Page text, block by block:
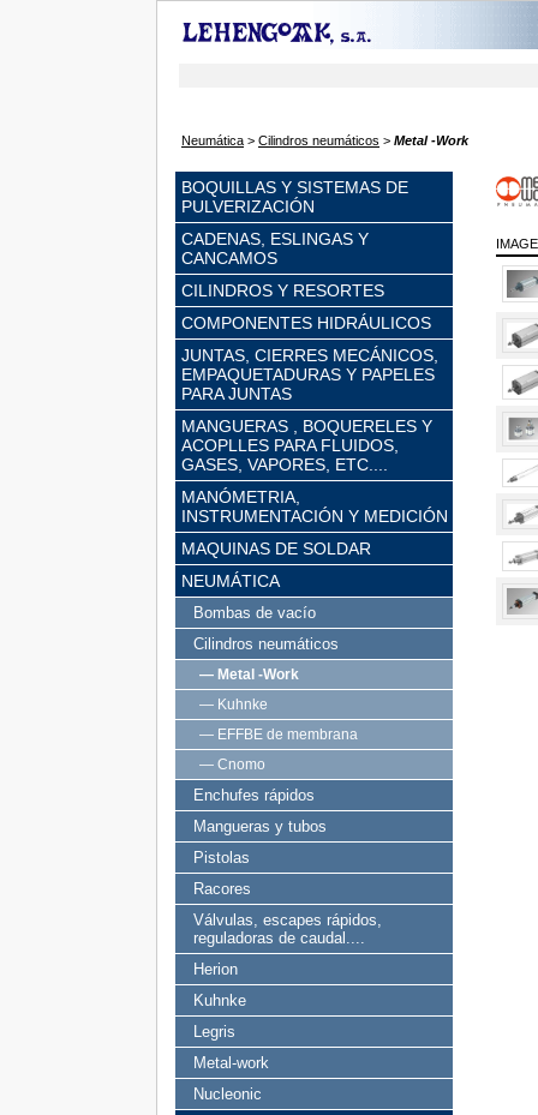
Neumática > Cilindros neumáticos > Metal -Work
BOQUILLAS Y SISTEMAS DE
PULVERIZACIÓN
CADENAS, ESLINGAS Y
CANCAMOS
CILINDROS Y RESORTES
COMPONENTES HIDRÁULICOS
JUNTAS, CIERRES MECÁNICOS,
EMPAQUETADURAS Y PAPELES
PARA JUNTAS
MANGUERAS , BOQUERELES Y
ACOPLLES PARA FLUIDOS,
GASES, VAPORES, ETC....
MANÓMETRIA,
INSTRUMENTACIÓN Y MEDICIÓN
MAQUINAS DE SOLDAR
NEUMÁTICA
Bombas de vacío
Cilindros neumáticos
— Metal -Work
— Kuhnke
— EFFBE de membrana
— Cnomo
Enchufes rápidos
Mangueras y tubos
Pistolas
Racores
Válvulas, escapes rápidos,
reguladoras de caudal....
Herion
Kuhnke
Legris
Metal-work
Nucleonic